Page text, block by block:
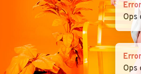
Error
Ops
Error
Ops